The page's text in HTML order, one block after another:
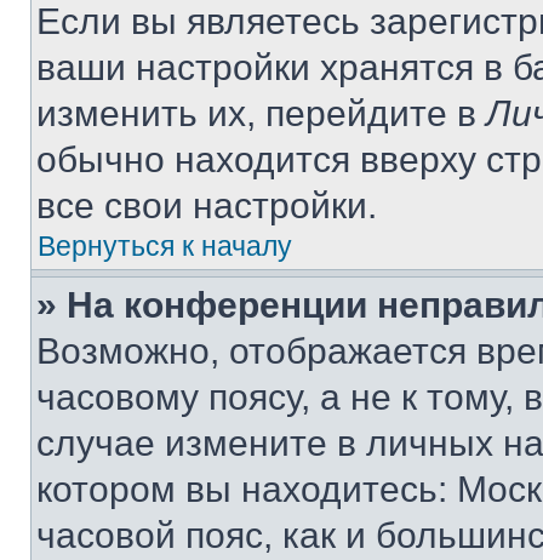
Если вы являетесь
ваши настройки хранятся в
изменить их, перейдите в
обычно находится вверху
все свои настройки.
Вернуться к началу
» На конференции
Возможно, отображается
часовому поясу, а не к тому,
случае измените в личных
котором вы находитесь:
часовой пояс, как и